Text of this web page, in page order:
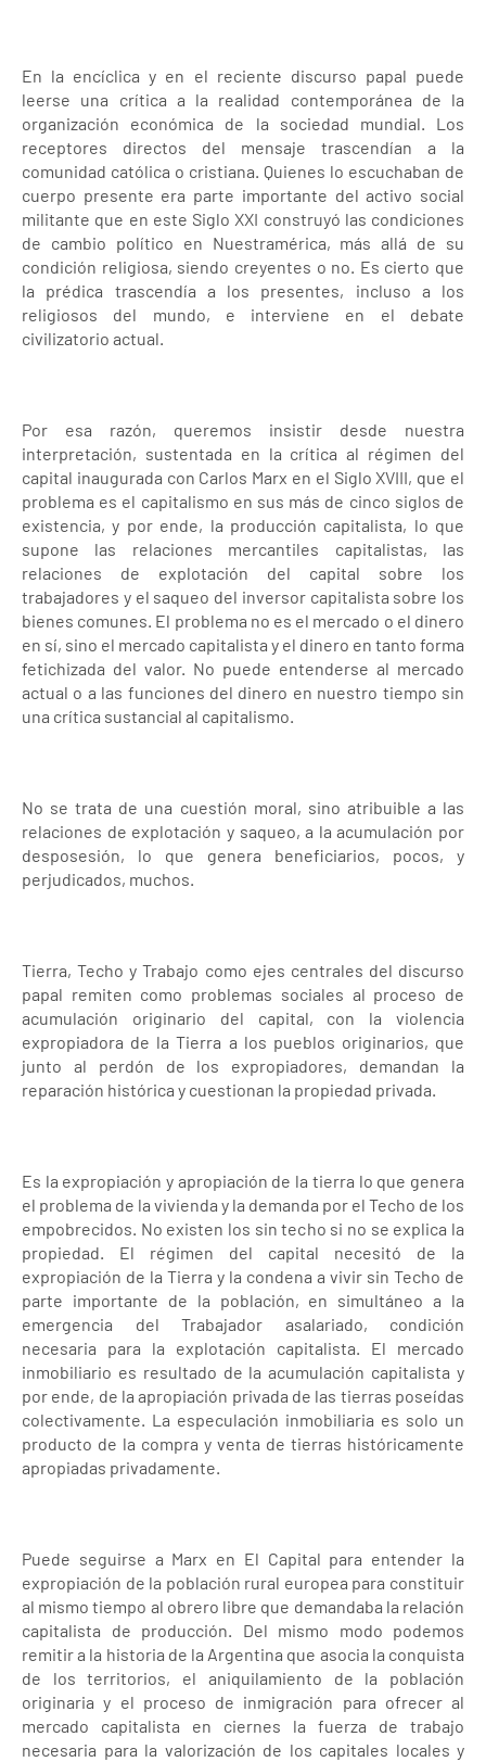
En la encíclica y en el reciente discurso papal puede
leerse una crítica a la realidad contemporánea de la
organización económica de la sociedad mundial. Los
receptores directos del mensaje trascendían a la
comunidad católica o cristiana. Quienes lo escuchaban de
cuerpo presente era parte importante del activo social
militante que en este Siglo XXI construyó las condiciones
de cambio político en Nuestramérica, más allá de su
condición religiosa, siendo creyentes o no. Es cierto que
la prédica trascendía a los presentes, incluso a los
religiosos del mundo, e interviene en el debate
civilizatorio actual.
Por esa razón, queremos insistir desde nuestra
interpretación, sustentada en la crítica al régimen del
capital inaugurada con Carlos Marx en el Siglo XVIII, que el
problema es el capitalismo en sus más de cinco siglos de
existencia, y por ende, la producción capitalista, lo que
supone las relaciones mercantiles capitalistas, las
relaciones de explotación del capital sobre los
trabajadores y el saqueo del inversor capitalista sobre los
bienes comunes. El problema no es el mercado o el dinero
en sí, sino el mercado capitalista y el dinero en tanto forma
fetichizada del valor. No puede entenderse al mercado
actual o a las funciones del dinero en nuestro tiempo sin
una crítica sustancial al capitalismo.
No se trata de una cuestión moral, sino atribuible a las
relaciones de explotación y saqueo, a la acumulación por
desposesión, lo que genera beneficiarios, pocos, y
perjudicados, muchos.
Tierra, Techo y Trabajo como ejes centrales del discurso
papal remiten como problemas sociales al proceso de
acumulación originario del capital, con la violencia
expropiadora de la Tierra a los pueblos originarios, que
junto al perdón de los expropiadores, demandan la
reparación histórica y cuestionan la propiedad privada.
Es la expropiación y apropiación de la tierra lo que genera
el problema de la vivienda y la demanda por el Techo de los
empobrecidos. No existen los sin techo si no se explica la
propiedad. El régimen del capital necesitó de la
expropiación de la Tierra y la condena a vivir sin Techo de
parte importante de la población, en simultáneo a la
emergencia del Trabajador asalariado, condición
necesaria para la explotación capitalista. El mercado
inmobiliario es resultado de la acumulación capitalista y
por ende, de la apropiación privada de las tierras poseídas
colectivamente. La especulación inmobiliaria es solo un
producto de la compra y venta de tierras históricamente
apropiadas privadamente.
Puede seguirse a Marx en El Capital para entender la
expropiación de la población rural europea para constituir
al mismo tiempo al obrero libre que demandaba la relación
capitalista de producción. Del mismo modo podemos
remitir a la historia de la Argentina que asocia la conquista
de los territorios, el aniquilamiento de la población
originaria y el proceso de inmigración para ofrecer al
mercado capitalista en ciernes la fuerza de trabajo
necesaria para la valorización de los capitales locales y